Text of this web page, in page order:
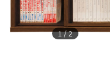
1/2